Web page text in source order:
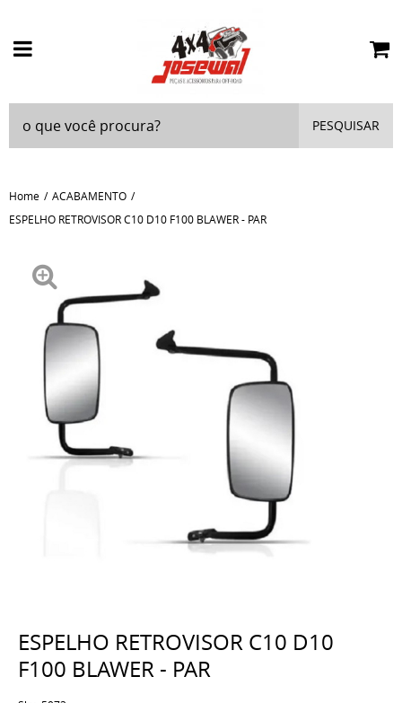
PESQUISAR
Home
ACABAMENTO
ESPELHO RETROVISOR C10 D10 F100 BLAWER - PAR
ESPELHO RETROVISOR C10 D10
F100 BLAWER - PAR